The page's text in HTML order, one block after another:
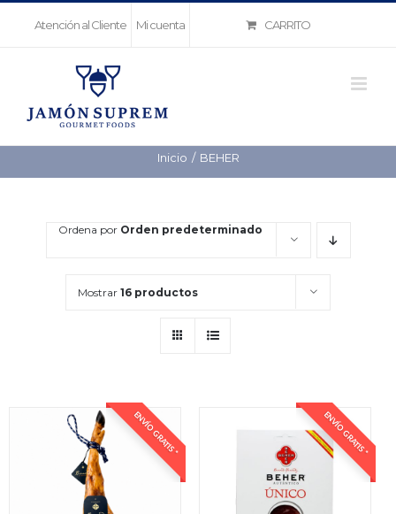
Atención al Cliente Mi cuenta CARRITO
Inicio BEHER
Ordena por Orden predeterminado
Mostrar 16 productos
ENVÍO GRATIS * ENVÍO GRATIS *